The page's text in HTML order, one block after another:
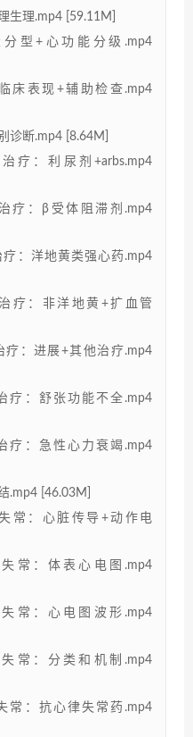
生理.mp4 [59.11M]
型+心功能分级.mp4
床表现+辅助检查.mp4
诊断.mp4 [8.64M]
疗：利尿剂+arbs.mp4
疗：β受体阻滞剂.mp4
：洋地黄类强心药.mp4
疗：非洋地黄+扩血管
疗：进展+其他治疗.mp4
疗：舒张功能不全.mp4
疗：急性心力衰竭.mp4
.mp4 [46.03M]
常：心脏传导+动作电
常：体表心电图.mp4
常：心电图波形.mp4
常：分类和机制.mp4
常：抗心律失常药.mp4